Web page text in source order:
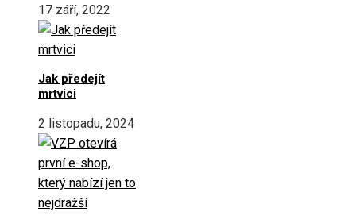
17 září, 2022
Jak předejít
mrtvici
2 listopadu, 2024